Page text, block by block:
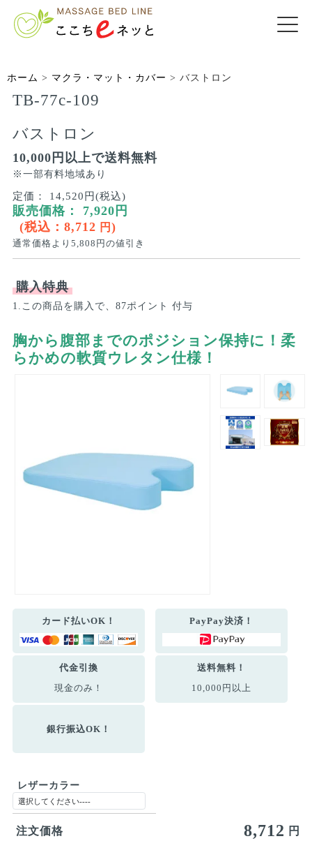
ホーム > マクラ・マット・カバー > バストロン
TB-77c-109
バストロン
10,000円以上で送料無料
※一部有料地域あり
定価：
14,520円(税込)
販売価格： 7,920 円
(税込： 8,712 円 )
通常価格より 5,808 円の値引き
購入特典
1.この商品を購入で、87ポイント 付与
胸から腹部までのポジション保持に！柔
らかめの軟質ウレタン仕様！
カード払いOK！ PayPay決済！
代金引換
現金のみ！
送料無料！
10,000円以上
銀行振込OK！
レザーカラー
注文価格 8,712 円